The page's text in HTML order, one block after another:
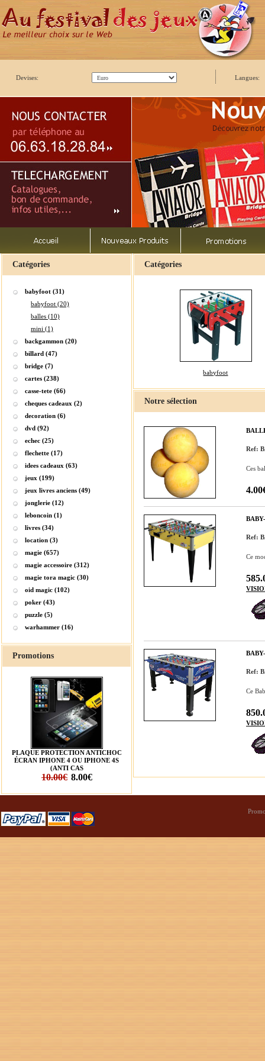
Devises: Langues:
Catégories
babyfoot (31)
babyfoot (20)
balles (10)
mini (1)
backgammon (20)
billard (47)
bridge (7)
cartes (238)
casse-tete (66)
cheques cadeaux (2)
decoration (6)
dvd (92)
echec (25)
flechette (17)
idees cadeaux (63)
jeux (199)
jeux livres anciens (49)
jonglerie (12)
leboncoin (1)
livres (34)
location (3)
magie (657)
magie accessoire (312)
magie tora magic (30)
oid magic (102)
poker (43)
puzzle (5)
warhammer (16)
Promotions
PLAQUE PROTECTION ANTICHOC
ÉCRAN IPHONE 4 OU IPHONE 4S
(ANTI CAS
10.00€ 8.00€
Catégories
babyfoot
Notre sélection
Ref:
Ces
Ref:
Ce
Ref:
Ce